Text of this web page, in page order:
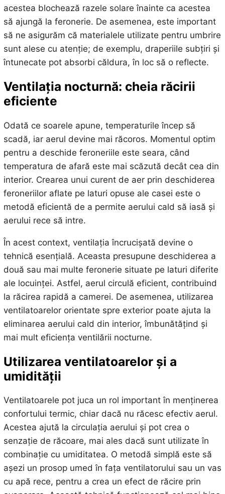
acestea blochează razele solare înainte ca acestea
să ajungă la feronerie. De asemenea, este important
să ne asigurăm că materialele utilizate pentru umbrire
sunt alese cu atenție; de exemplu, draperiile subțiri și
întunecate pot absorbi căldura, în loc să o reflecte.
Ventilația nocturnă: cheia răcirii
eficiente
Odată ce soarele apune, temperaturile încep să
scadă, iar aerul devine mai răcoros. Momentul optim
pentru a deschide feroneriile este seara, când
temperatura de afară este mai scăzută decât cea din
interior. Crearea unui curent de aer prin deschiderea
feroneriilor aflate pe laturi opuse ale casei este o
metodă eficientă de a permite aerului cald să iasă și
aerului rece să intre.
În acest context, ventilația încrucișată devine o
tehnică esențială. Aceasta presupune deschiderea a
două sau mai multe feronerie situate pe laturi diferite
ale locuinței. Astfel, aerul circulă eficient, contribuind
la răcirea rapidă a camerei. De asemenea, utilizarea
ventilatoarelor orientate spre exterior poate ajuta la
eliminarea aerului cald din interior, îmbunătățind și
mai mult eficiența ventilării nocturne.
Utilizarea ventilatoarelor și a
umidității
Ventilatoarele pot juca un rol important în menținerea
confortului termic, chiar dacă nu răcesc efectiv aerul.
Acestea ajută la circulația aerului și pot crea o
senzație de răcoare, mai ales dacă sunt utilizate în
combinație cu umiditatea. O metodă simplă este să
așezi un prosop umed în fața ventilatorului sau un vas
cu apă rece, pentru a crea un efect de răcire prin